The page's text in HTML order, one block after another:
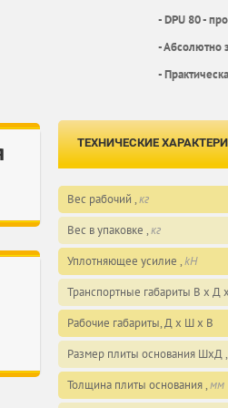
- DPU 80 -
- Абсолютно
-
ТЕХНИЧЕСКИЕ
Вес рабочий ,кг
Вес в упаковке ,кг
Уплотняющее усилие ,kH
Транспортные габариты В х Д
Рабочие габариты, Д х Ш х В
Размер плиты основания ШхД ,
Толщина плиты основания ,мм